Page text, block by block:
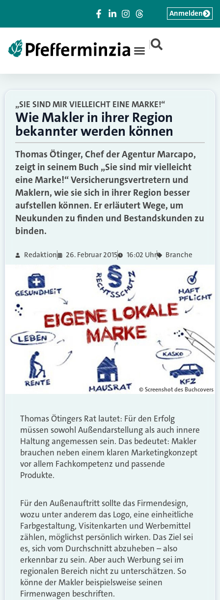
|
Anmelden
„SIE SIND MIR VIELLEICHT EINE MARKE!“
Wie Makler in ihrer Region
bekannter werden können
Thomas Ötinger, Chef der Agentur Marcapo,
zeigt in seinem Buch „Sie sind mir vielleicht
eine Marke!“ Versicherungsvertretern und
Maklern, wie sie sich in ihrer Region besser
aufstellen können. Er erläutert Wege, um
Neukunden zu finden und Bestandskunden zu
binden.
Redaktion 26. Februar 2015 16:02 Uhr Branche
© Screenshot des Buchcovers
Thomas Ötingers Rat lautet: Für den Erfolg
müssen sowohl Außendarstellung als auch innere
Haltung angemessen sein. Das bedeutet: Makler
brauchen neben einem klaren Marketingkonzept
vor allem Fachkompetenz und passende
Produkte.
Für den Außenauftritt sollte das Firmendesign,
wozu unter anderem das Logo, eine einheitliche
Farbgestaltung, Visitenkarten und Werbemittel
zählen, möglichst persönlich wirken. Das Ziel sei
es, sich vom Durchschnitt abzuheben – also
erkennbar zu sein. Aber auch Werbung sei im
regionalen Bereich nicht zu unterschätzen. So
könne der Makler beispielsweise seinen
Firmenwagen beschriften.